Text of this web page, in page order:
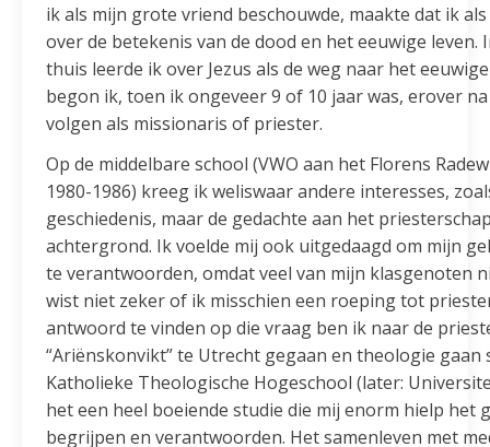
ik als mijn grote vriend beschouwde, maakte dat ik
over de betekenis van de dood en het eeuwige leven.
thuis leerde ik over Jezus als de weg naar het
begon ik, toen ik ongeveer 9 of 10 jaar was, erover
volgen als missionaris of priester.
Op de middelbare school (VWO aan het Florens
1980-1986) kreeg ik weliswaar andere interesses,
geschiedenis, maar de gedachte aan het
achtergrond. Ik voelde mij ook uitgedaagd om mijn
te verantwoorden, omdat veel van mijn klasgenoten
wist niet zeker of ik misschien een roeping tot
antwoord te vinden op die vraag ben ik naar de
“Ariënskonvikt” te Utrecht gegaan en theologie gaan
Katholieke Theologische Hogeschool (later:
het een heel boeiende studie die mij enorm hielp het
begrijpen en verantwoorden. Het samenleven met